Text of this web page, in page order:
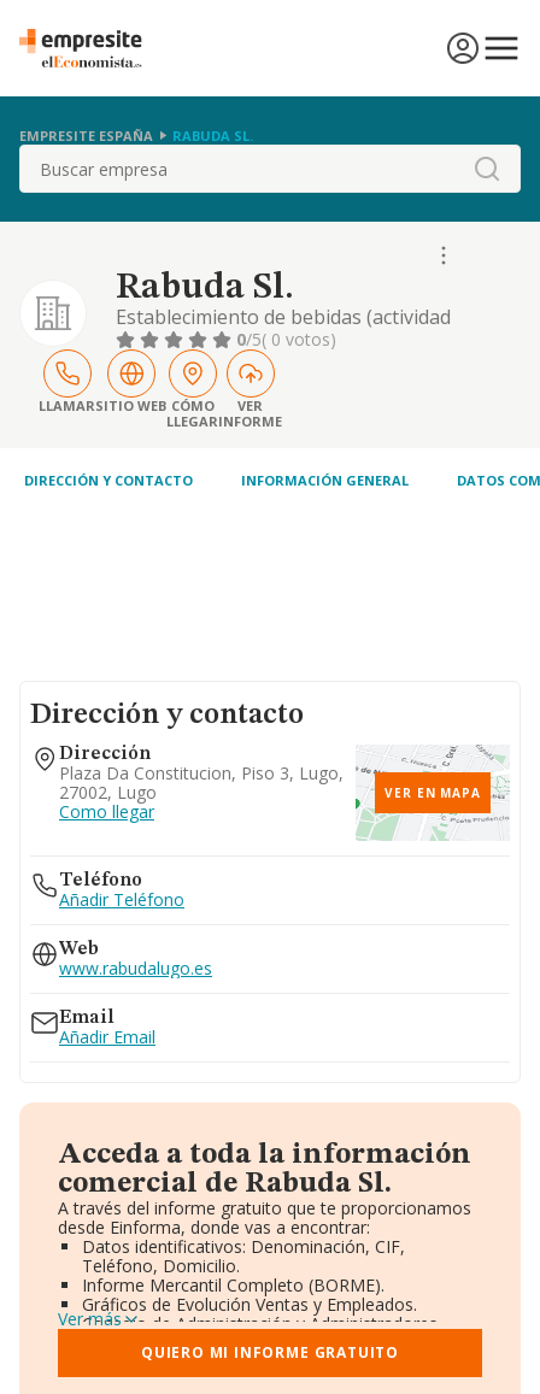
EMPRESITE ESPAÑA RABUDA SL.
Buscar
Rabuda Sl.
Establecimiento de bebidas (actividad
principal cnae 5630). restaurantes y puestos
de comidas (cnae 5610)provisión de comidas
preparadas para eventos y otros servicios
de comidas (cnae 5620)hoteles y
alojamientos similares (cnae 5510).otras
(servicio de consultorí
0/5( 0 votos)
LLAMARSITIO WEB CÓMO
LLEGAR
VER
INFORME
DIRECCIÓN Y CONTACTO INFORMACIÓN GENERAL DATOS
Dirección y contacto
Dirección
Plaza Da Constitucion, Piso 3, Lugo,
27002, Lugo
Como llegar
VER EN MAPA
Teléfono
Añadir Teléfono
Web
www.rabudalugo.es
Email
Añadir Email
Acceda a toda la información
comercial de Rabuda Sl.
A través del informe gratuito que te proporcionamos
desde Einforma, donde vas a encontrar:
Datos identificativos: Denominación, CIF,
Teléfono, Domicilio.
Informe Mercantil Completo (BORME).
Gráficos de Evolución Ventas y Empleados.
Consejo de Administración y Administradores.
Directivos y Ejecutivos.
Accionistas.
Participaciones y Vinculaciones en otras empresas.
Ver más
QUIERO MI INFORME GRATUITO